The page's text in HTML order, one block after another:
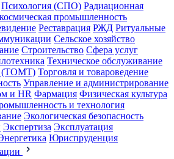
Психология (СПО) Радиационная
промышленность
Реставрация РЖД Ритуальные
Сельское хозяйство
Строительство Сфера услуг
Техническое обслуживание
(ТОМТ) Торговля и товароведение
Управление и администрирование
и HR Фармация Физическая культура
и технология
Экологическая безопасность
Экспертиза Эксплуатация
Юриспруденция